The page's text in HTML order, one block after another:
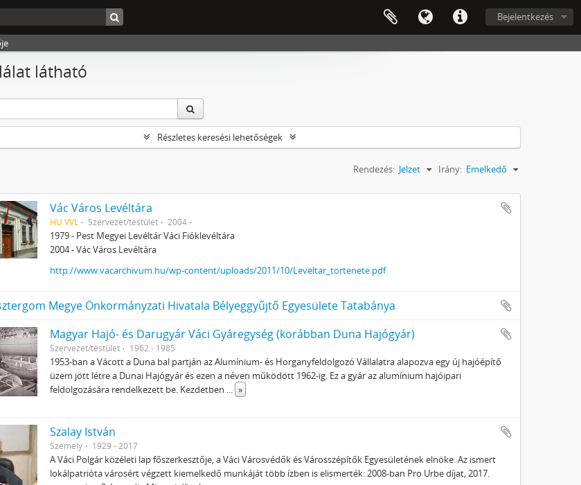
Bejelentkezés
látható
Részletes keresési lehetőségek
Rendezés: Jelzet Irány: Emelkedő
Vác Város Levéltára
HU VVL Szervezet/testület 2004 -
1979 - Pest Megyei Levéltár Váci Fióklevéltára
2004 - Vác Város Levéltára
http://www.vacarchivum.hu/wp-content/uploads/2011/10/Leveltar_tortenete.pdf
Megye Önkormányzati Hivatala Bélyeggyűjtő Egyesülete Tatabánya
Magyar Hajó- és Darugyár Váci Gyáregység (korábban Duna Hajógyár)
Szervezet/testület 1962 - 1985
1953-ban a Vácott a Duna bal partján az Alumínium- és Horganyfeldolgozó Vállalatra alapozva egy új hajóépítő
üzem jött létre a Dunai Hajógyár és ezen a néven működött 1962-ig. Ez a gyár az alumínium hajóipari
feldolgozására rendelkezett be. Kezdetben ... »
Szalay István
Személy 1929 - 2017
A Váci Polgár közéleti lap főszerkesztője, a Váci Városvédők és Városszépítők Egyesületének elnöke. Az ismert
lokálpatrióta városért végzett kiemelkedő munkáját több ízben is elismerték: 2008-ban Pro Urbe díjat, 2017.